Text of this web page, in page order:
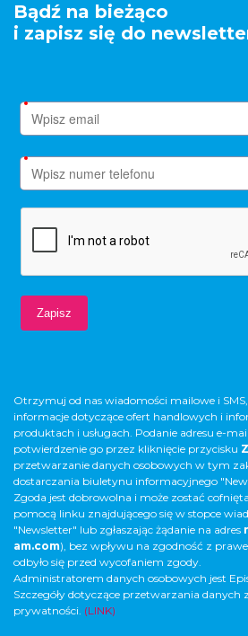
Bądź na bieżąco
i zapisz się do
Otrzymuj od nas wiadomości mailowe i
informacje dotyczące ofert handlowych i
produktach i usługach. Podanie adresu e-
potwierdzenie go przez kliknięcie przycisku
przetwarzanie danych osobowych w tym
dostarczania biuletynu informacyjnego
Zgoda jest dobrowolna i może zostać
pomocą linku znajdującego się w stopce
"Newsletter" lub zgłaszając żądanie na adres
am.com), bez wpływu na zgodność z
odbyło się przed wycofaniem zgody.
Administratorem danych osobowych jest
Szczegóły dotyczące przetwarzania danych
prywatności. (LINK)